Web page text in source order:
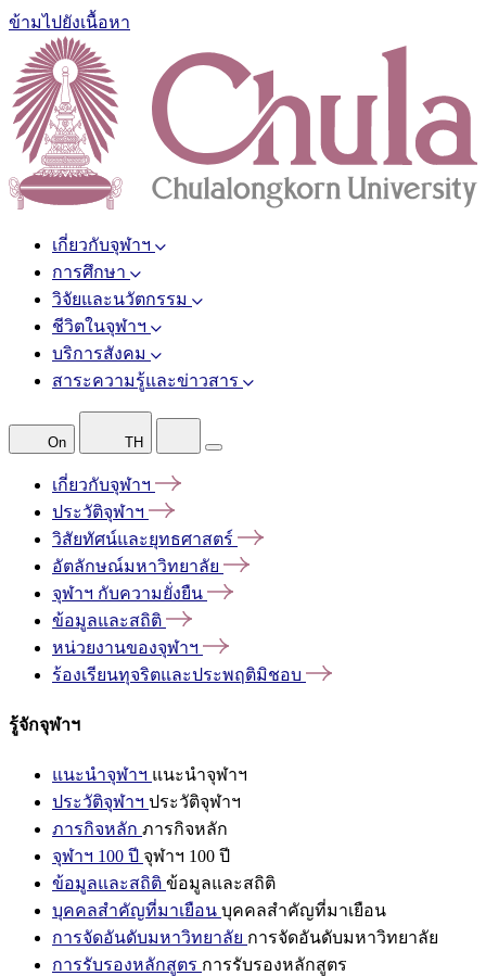
ข้ามไปยังเนื้อหา
เกี่ยวกับจุฬาฯ
การศึกษา
วิจัยและนวัตกรรม
ชีวิตในจุฬาฯ
บริการสังคม
สาระความรู้และข่าวสาร
On TH
เกี่ยวกับจุฬาฯ
ประวัติจุฬาฯ
วิสัยทัศน์และยุทธศาสตร์
อัตลักษณ์มหาวิทยาลัย
จุฬาฯ กับความยั่งยืน
ข้อมูลและสถิติ
หน่วยงานของจุฬาฯ
ร้องเรียนทุจริตและประพฤติมิชอบ
รู้จักจุฬาฯ
แนะนำจุฬาฯ แนะนำจุฬาฯ
ประวัติจุฬาฯ ประวัติจุฬาฯ
ภารกิจหลัก ภารกิจหลัก
จุฬาฯ 100 ปี จุฬาฯ 100 ปี
ข้อมูลและสถิติ ข้อมูลและสถิติ
บุคคลสำคัญที่มาเยือน บุคคลสำคัญที่มาเยือน
การจัดอันดับมหาวิทยาลัย การจัดอันดับมหาวิทยาลัย
การรับรองหลักสูตร การรับรองหลักสูตร